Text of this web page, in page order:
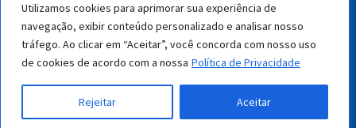
Utilizamos cookies para aprimorar sua experiência de
navegação, exibir conteúdo personalizado e analisar nosso
tráfego. Ao clicar em “Aceitar”, você concorda com nosso uso
de cookies de acordo com a nossa Política de Privacidade
Rejeitar Aceitar
Contato
Copyright 2024 Golden Farma - Todos os direitos reservados -
Política de Privacidade